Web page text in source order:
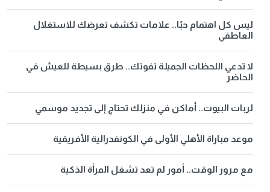
ليس كل اهتمام حبًا.. علامات تكشف تعرضك للاستغلال
العاطفي
لا تدعي اللحظات الجميلة تفوتك.. طرق بسيطة للعيش في
الحاضر
لربات البيوت.. أماكن في منزلك تحتاج إلى تجديد موسمي
موعد مباراة الأهلي الأولى في الكونفدرالية الأفريقية
مع مرور الوقت.. أمور لم تعد تشغل المرأة الذكية